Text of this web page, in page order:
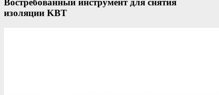
Востребованный инструмент для снятия
изоляции KBT